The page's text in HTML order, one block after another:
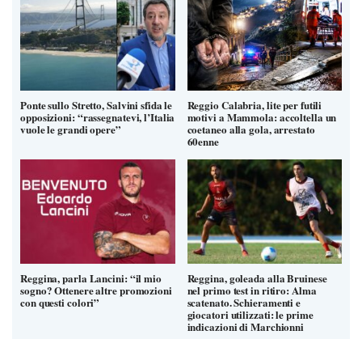
Ponte sullo Stretto, Salvini sfida le
opposizioni: “rassegnatevi, l’Italia
vuole le grandi opere”
Reggio Calabria, lite per futili
motivi a Mammola: accoltella un
coetaneo alla gola, arrestato
60enne
Reggina, parla Lancini: “il mio
sogno? Ottenere altre promozioni
con questi colori”
Reggina, goleada alla Bruinese
nel primo test in ritiro: Alma
scatenato. Schieramenti e
giocatori utilizzati: le prime
indicazioni di Marchionni